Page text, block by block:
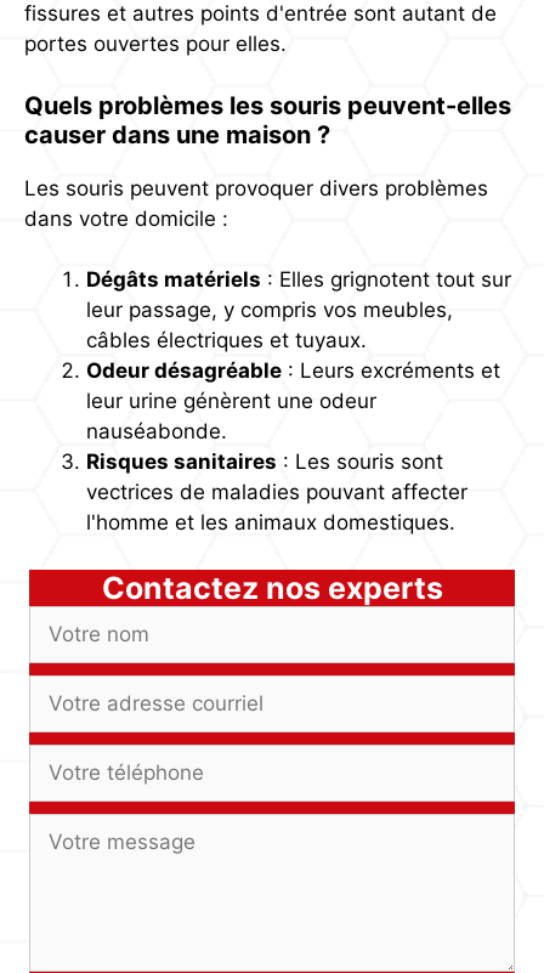
fissures et autres points d'entrée sont autant de
portes ouvertes pour elles.
Quels problèmes les souris peuvent-elles
causer dans une maison ?
Les souris peuvent provoquer divers problèmes
dans votre domicile :
Dégâts matériels : Elles grignotent tout sur
leur passage, y compris vos meubles,
câbles électriques et tuyaux.
Odeur désagréable : Leurs excréments et
leur urine génèrent une odeur
nauséabonde.
Risques sanitaires : Les souris sont
vectrices de maladies pouvant affecter
l'homme et les animaux domestiques.
Contactez nos experts